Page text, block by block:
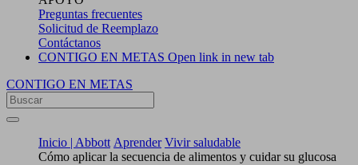
Preguntas frecuentes
Solicitud de Reemplazo
Contáctanos
CONTIGO EN METAS Open link in new tab
CONTIGO EN METAS
Inicio | Abbott Aprender Vivir saludable
Cómo aplicar la secuencia de alimentos y cuidar su glucosa